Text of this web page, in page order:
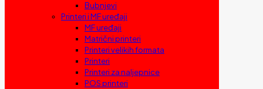
Bubnjevi
Printeri i MF uređaji
MF uređaji
Matrični printeri
Printeri velikih formata
Printeri
Printeri za naljepnice
POS printeri